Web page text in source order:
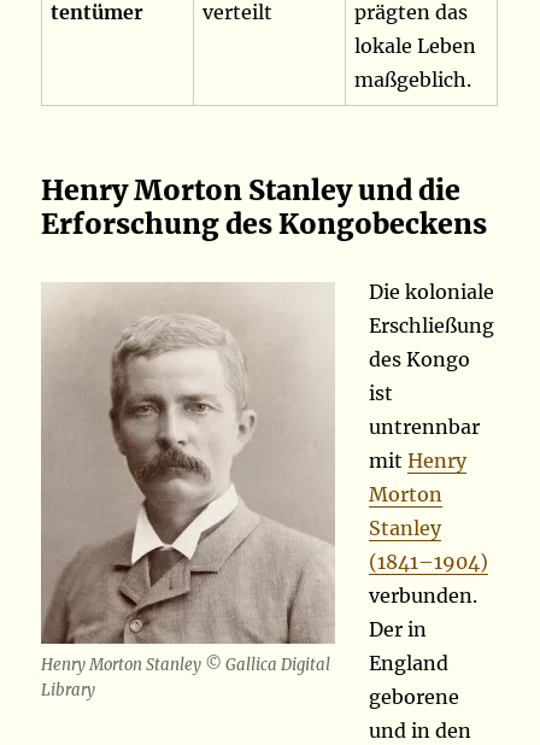
tentümer verteilt
prägten das
lokale Leben
maßgeblich.
Henry Morton Stanley und die
Erforschung des Kongobeckens
Henry Morton Stanley © Gallica Digital
Library
Die koloniale
Erschließung
des Kongo
ist
untrennbar
mitHenry
Morton
Stanley
(1841–1904)
verbunden.
Der in
England
geborene
und in den